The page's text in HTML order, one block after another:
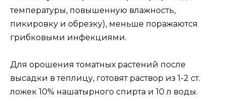
температуры, повышенную влажность,
пикировку и обрезку), меньше поражаются
грибковыми инфекциями.
Для орошения томатных растений после
высадки в теплицу, готовят раствор из 1-2 ст.
ложек 10% нашатырного спирта и 10 л воды.